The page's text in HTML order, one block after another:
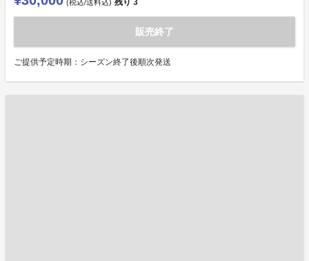
(税込/送料込) 残り 3
販売終了
ご提供予定時期：シーズン終了後順次発送